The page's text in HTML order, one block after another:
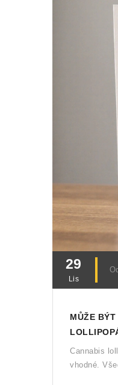
29
Lis
MŮŽE
Cannabis
vhodné.